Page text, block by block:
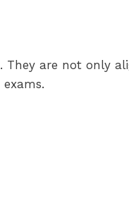
are not only